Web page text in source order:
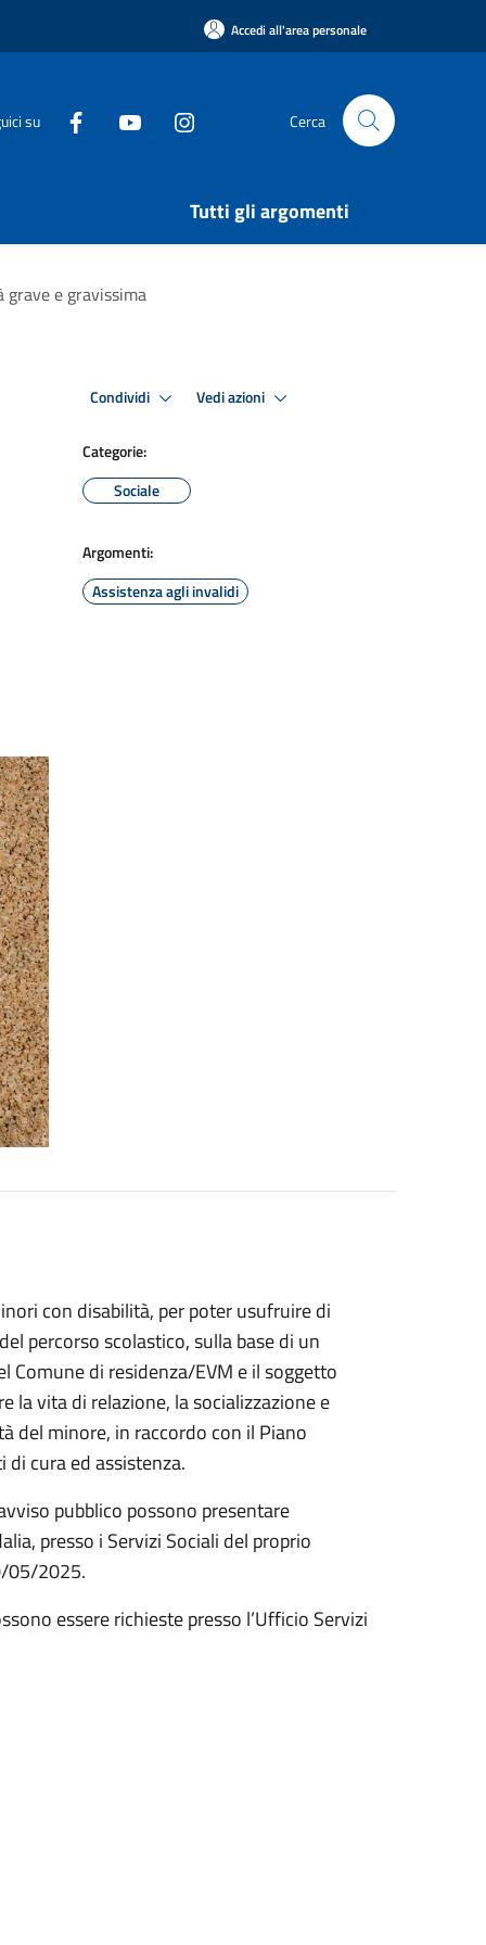
Accedi all'area personale
su Cerca
Tutti gli argomenti
grave e gravissima
Condividi Vedi azioni
Categorie:
Sociale
Argomenti:
Assistenza agli invalidi
con disabilità, per poter usufruire di
percorso scolastico, sulla base di un
Comune di residenza/EVM e il soggetto
la vita di relazione, la socializzazione e
del minore, in raccordo con il Piano
cura ed assistenza.
pubblico possono presentare
presso i Servizi Sociali del proprio
05/2025.
essere richieste presso l’Ufficio Servizi